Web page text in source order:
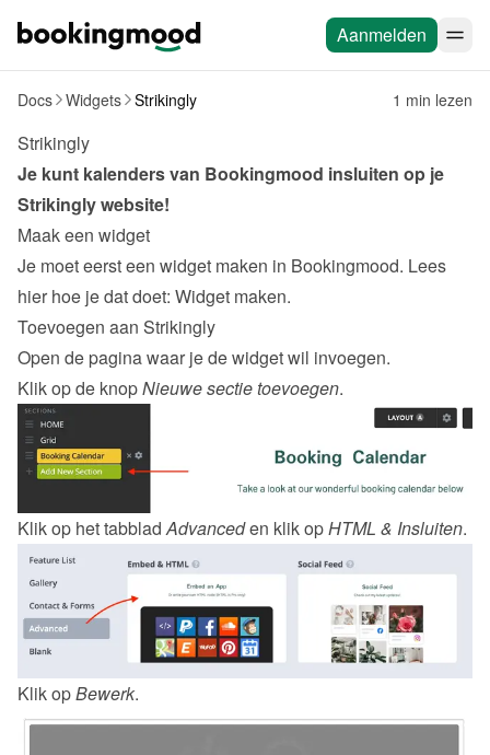
Aanmelden
Docs Widgets Strikingly 1 min lezen
Strikingly
Strikingly website!
Maak een widget
Je moet eerst een widget maken in Bookingmood. Lees
hier hoe je dat doet: Widget maken.
Toevoegen aan Strikingly
Open de pagina waar je de widget wil invoegen.
Klik op de knop Nieuwe sectie toevoegen.
Klik op het tabblad Advanced en klik op HTML & Insluiten.
Klik op Bewerk.